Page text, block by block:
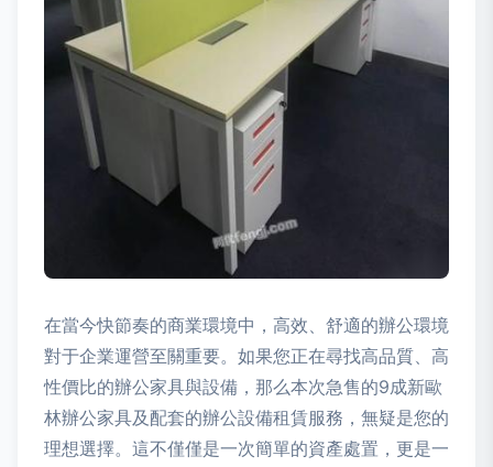
在當今快節奏的商業環境中，高效、舒適的辦公環境
對于企業運營至關重要。如果您正在尋找高品質、高
性價比的辦公家具與設備，那么本次急售的9成新歐
林辦公家具及配套的辦公設備租賃服務，無疑是您的
理想選擇。這不僅僅是一次簡單的資產處置，更是一